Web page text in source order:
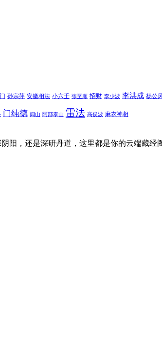
孙宗萍 安徽相法 小六壬 张至顺 招财 李少波 李洪成 杨公
门纯德 闾山 阿部泰山 雷法 高俊波 麻衣神相
阳，还是深研丹道，这里都是你的云端藏经